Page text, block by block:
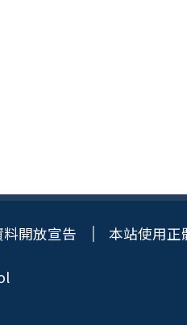
料開放宣告 本站使用正